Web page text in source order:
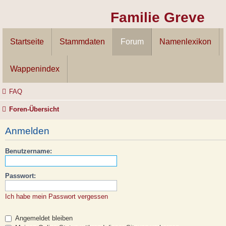
Familie Greve
Startseite Stammdaten Forum Namenlexikon
Wappenindex
FAQ
Foren-Übersicht
Anmelden
Benutzername:
Passwort:
Ich habe mein Passwort vergessen
Angemeldet bleiben